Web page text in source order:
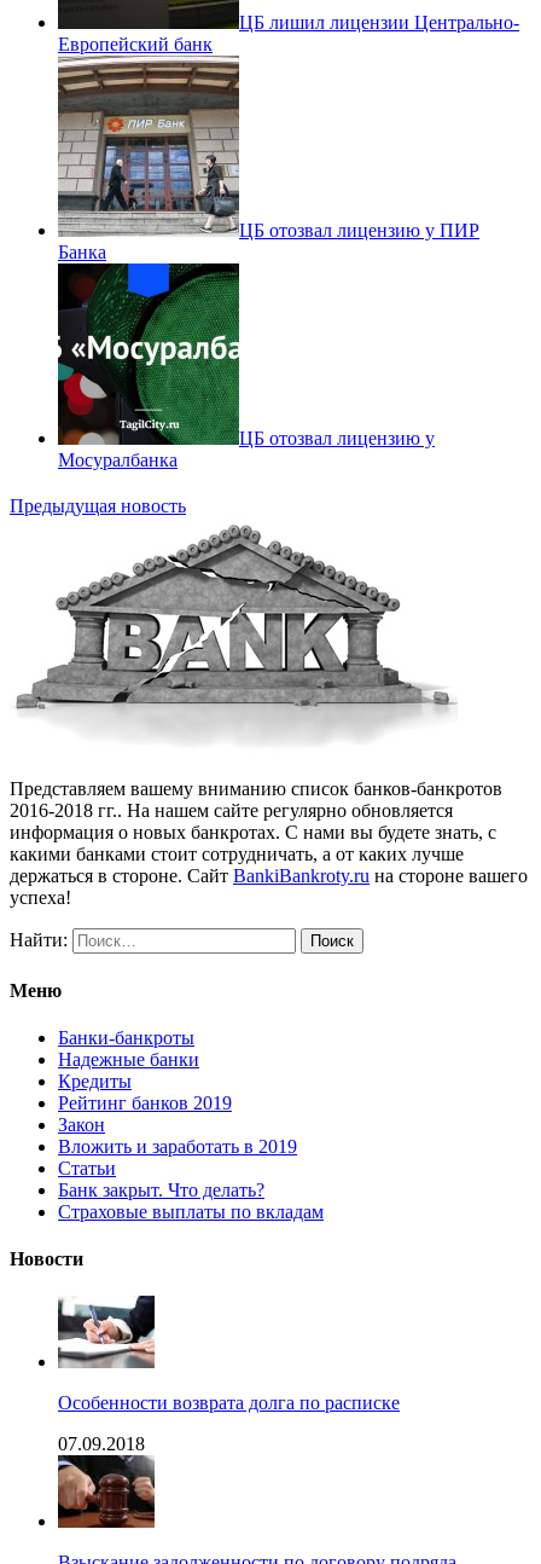
ЦБ лишил лицензии Центрально-
Европейский банк
ЦБ отозвал лицензию у ПИР
Банка
ЦБ отозвал лицензию у
Мосуралбанка
Предыдущая новость
Представляем вашему вниманию список банков-банкротов
2016-2018 гг.. На нашем сайте регулярно обновляется
информация о новых банкротах. С нами вы будете знать, с
какими банками стоит сотрудничать, а от каких лучше
держаться в стороне. Сайт BankiBankroty.ru на стороне вашего
успеха!
Найти:
Меню
Банки-банкроты
Надежные банки
Кредиты
Рейтинг банков 2019
Закон
Вложить и заработать в 2019
Статьи
Банк закрыт. Что делать?
Страховые выплаты по вкладам
Новости
Особенности возврата долга по расписке
07.09.2018